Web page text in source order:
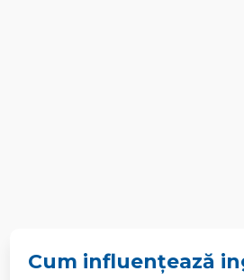
Cum influențează